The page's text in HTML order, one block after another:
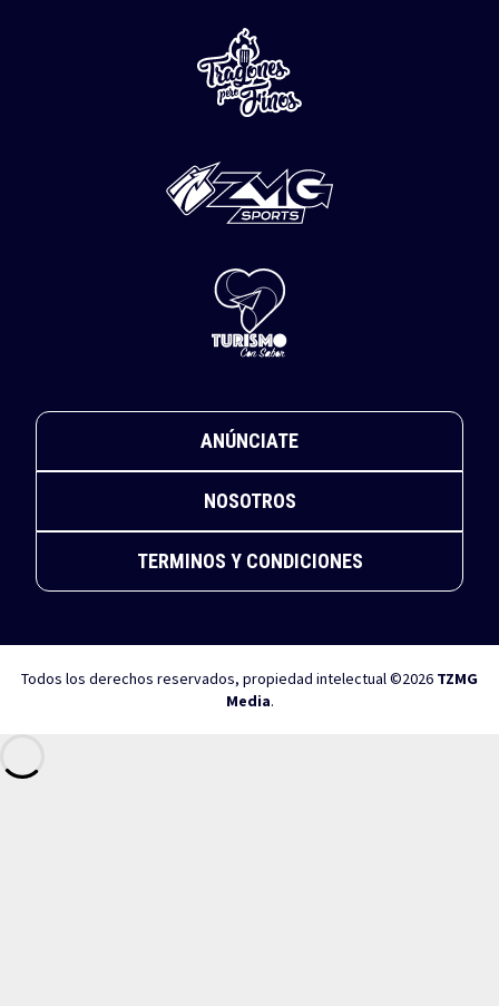
ANÚNCIATE
NOSOTROS
TERMINOS Y CONDICIONES
Todos los derechos reservados, propiedad intelectual ©2026 TZMG
Media.